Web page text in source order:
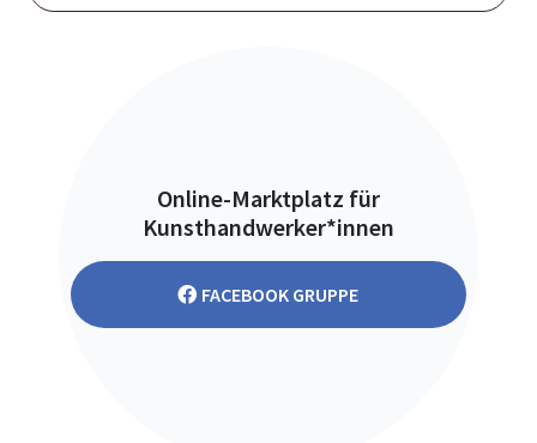
Online-Marktplatz für
Kunsthandwerker*innen
FACEBOOK GRUPPE